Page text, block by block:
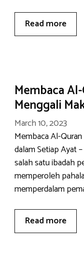
Read more
Membaca
Menggali
March 10, 2023
Membaca Al-
dalam Setiap Ayat
salah satu ibadah
memperoleh
memperdalam
Read more